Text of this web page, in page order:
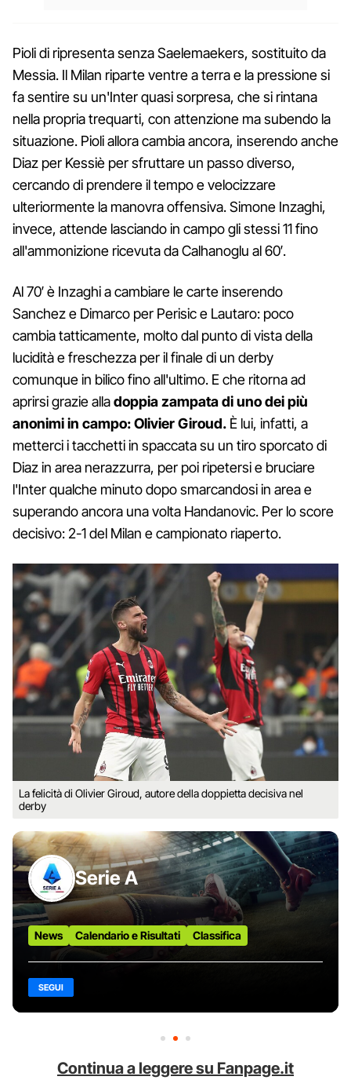
Pioli di ripresenta senza Saelemaekers, sostituito da
Messia. Il Milan riparte ventre a terra e la pressione si
fa sentire su un'Inter quasi sorpresa, che si rintana
nella propria trequarti, con attenzione ma subendo la
situazione. Pioli allora cambia ancora, inserendo anche
Diaz per Kessiè per sfruttare un passo diverso,
cercando di prendere il tempo e velocizzare
ulteriormente la manovra offensiva. Simone Inzaghi,
invece, attende lasciando in campo gli stessi 11 fino
all'ammonizione ricevuta da Calhanoglu al 60′.
Al 70′ è Inzaghi a cambiare le carte inserendo
Sanchez e Dimarco per Perisic e Lautaro: poco
cambia tatticamente, molto dal punto di vista della
lucidità e freschezza per il finale di un derby
comunque in bilico fino all'ultimo. E che ritorna ad
aprirsi grazie alladoppia zampata di uno dei più
anonimi in campo: Olivier Giroud. È lui, infatti, a
metterci i tacchetti in spaccata su un tiro sporcato di
Diaz in area nerazzurra, per poi ripetersi e bruciare
l'Inter qualche minuto dopo smarcandosi in area e
superando ancora una volta Handanovic. Per lo score
decisivo: 2-1 del Milan e campionato riaperto.
La felicità di Olivier Giroud, autore della doppietta decisiva nel
derby
Serie A
News Calendario e Risultati Classifica
SEGUI
Continua a leggere su Fanpage.it